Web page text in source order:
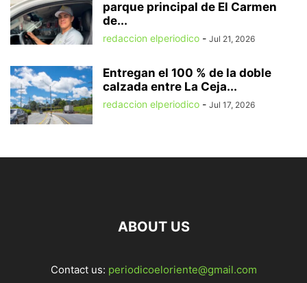
parque principal de El Carmen
de...
redaccion elperiodico - Jul 21, 2026
Entregan el 100 % de la doble
calzada entre La Ceja...
redaccion elperiodico - Jul 17, 2026
ABOUT US
Contact us: periodicoeloriente@gmail.com